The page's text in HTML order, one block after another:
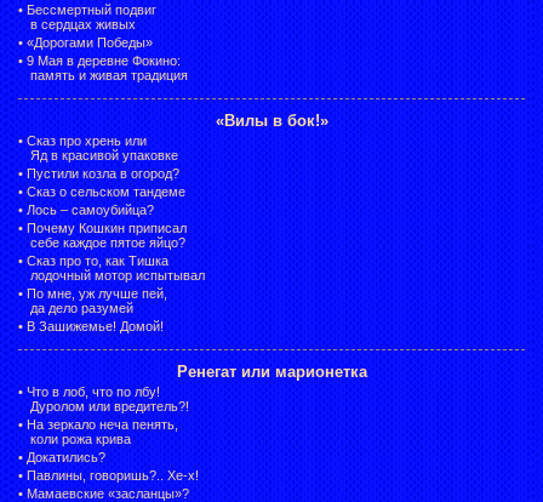
• Бессмертный подвиг
в сердцах живых
• «Дорогами Победы»
• 9 Мая в деревне Фокино:
память и живая традиция
«Вилы в бок!»
• Сказ про хрень или
Яд в красивой упаковке
• Пустили козла в огород?
• Сказ о сельском тандеме
• Лось – самоубийца?
• Почему Кошкин приписал
себе каждое пятое яйцо?
• Сказ про то, как Тишка
лодочный мотор испытывал
• По мне, уж лучше пей,
да дело разумей
• В Зашижемье! Домой!
Ренегат или марионетка
• Что в лоб, что по лбу!
Дуролом или вредитель?!
• На зеркало неча пенять,
коли рожа крива
• Докатились?
• Павлины, говоришь?.. Хе-х!
• Мамаевские «засланцы»?